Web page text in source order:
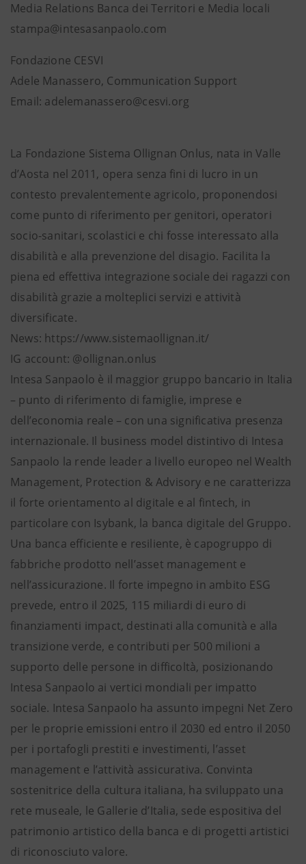
Media Relations Banca dei Territori e Media locali
stampa@intesasanpaolo.com
Fondazione CESVI
Adele Manassero, Communication Support
Email: adelemanassero@cesvi.org
La Fondazione Sistema Ollignan Onlus, nata in Valle
d’Aosta nel 2011, opera senza fini di lucro in un
contesto prevalentemente agricolo, proponendosi
come punto di riferimento per genitori, operatori
socio-sanitari, scolastici e chi fosse interessato alla
disabilità e alla prevenzione del disagio. Facilita la
piena ed effettiva integrazione sociale dei ragazzi con
disabilità grazie a molteplici servizi e attività
diversificate.
News: https://www.sistemaollignan.it/
IG account: @ollignan.onlus
Intesa Sanpaolo è il maggior gruppo bancario in Italia
– punto di riferimento di famiglie, imprese e
dell’economia reale – con una significativa presenza
internazionale. Il business model distintivo di Intesa
Sanpaolo la rende leader a livello europeo nel Wealth
Management, Protection & Advisory e ne caratterizza
il forte orientamento al digitale e al fintech, in
particolare con Isybank, la banca digitale del Gruppo.
Una banca efficiente e resiliente, è capogruppo di
fabbriche prodotto nell’asset management e
nell’assicurazione. Il forte impegno in ambito ESG
prevede, entro il 2025, 115 miliardi di euro di
finanziamenti impact, destinati alla comunità e alla
transizione verde, e contributi per 500 milioni a
supporto delle persone in difficoltà, posizionando
Intesa Sanpaolo ai vertici mondiali per impatto
sociale. Intesa Sanpaolo ha assunto impegni Net Zero
per le proprie emissioni entro il 2030 ed entro il 2050
per i portafogli prestiti e investimenti, l’asset
management e l’attività assicurativa. Convinta
sostenitrice della cultura italiana, ha sviluppato una
rete museale, le Gallerie d’Italia, sede espositiva del
patrimonio artistico della banca e di progetti artistici
di riconosciuto valore.